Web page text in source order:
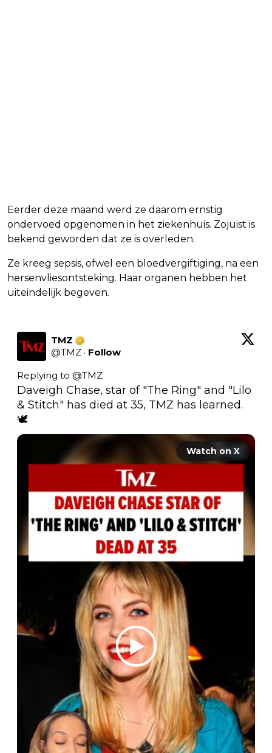
Eerder deze maand werd ze daarom ernstig
ondervoed opgenomen in het ziekenhuis. Zojuist is
bekend geworden dat ze is overleden.
Ze kreeg sepsis, ofwel een bloedvergiftiging, na een
hersenvliesontsteking. Haar organen hebben het
uiteindelijk begeven.
TMZ
@TMZ · Follow
Replying to @TMZ
Daveigh Chase, star of "The Ring" and "Lilo
& Stitch" has died at 35, TMZ has learned.
🕊️
Watch on X